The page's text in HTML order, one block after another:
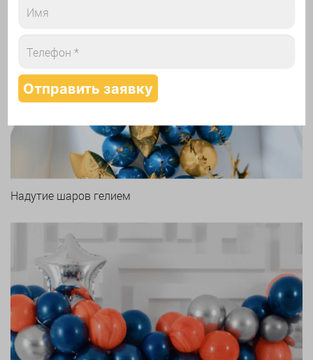
Арки и гирлянды из шаров
Надутие шаров гелием